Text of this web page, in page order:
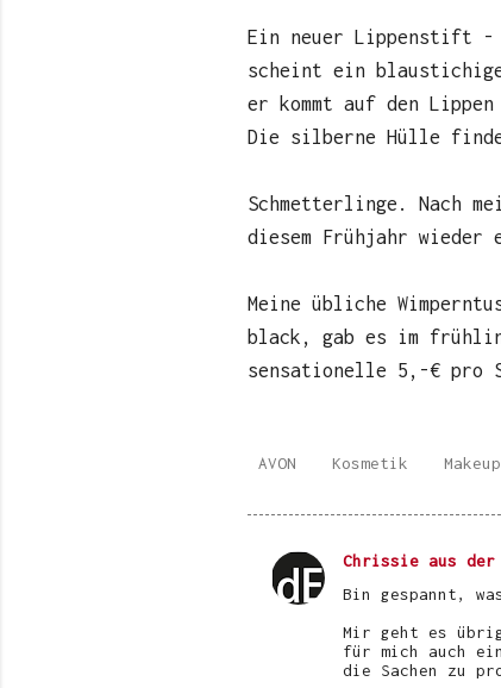
Ein neuer Lippenstift -
scheint ein
er kommt auf den
Die silberne Hülle
Schmetterlinge. Nach
diesem Frühjahr
Meine übliche
black, gab es im
sensationelle 5,-€ pro
AVON Kosmetik Makeup
K
Chrissie aus
Bin gespannt,
Mir geht es
für mich auch
die Sachen zu